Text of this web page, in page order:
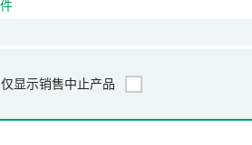
仅显示销售中止产品